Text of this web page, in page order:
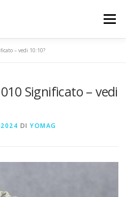
Menu
– vedi 10:10?
Significato – vedi
DI YOMAG